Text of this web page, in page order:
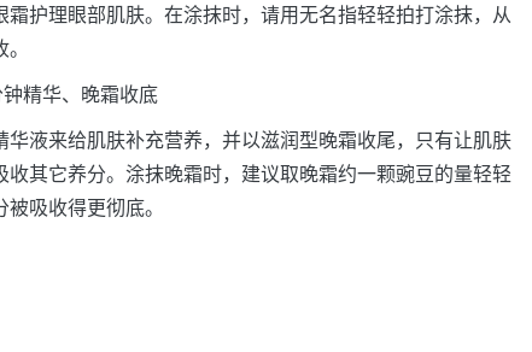
护理眼部肌肤。在涂抹时，请用无名指轻轻拍打涂抹，从
精华、晚霜收底
液来给肌肤补充营养，并以滋润型晚霜收尾，只有让肌肤
其它养分。涂抹晚霜时，建议取晚霜约一颗豌豆的量轻轻
吸收得更彻底。